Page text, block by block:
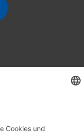
Praxis Naila